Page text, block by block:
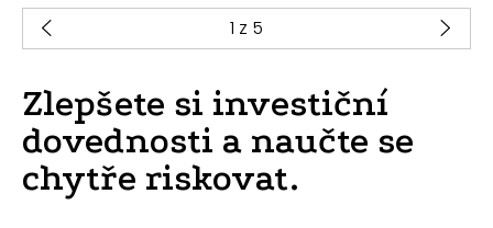
Zlepšete si investiční
dovednosti a naučte se
chytře riskovat.
1 z 5